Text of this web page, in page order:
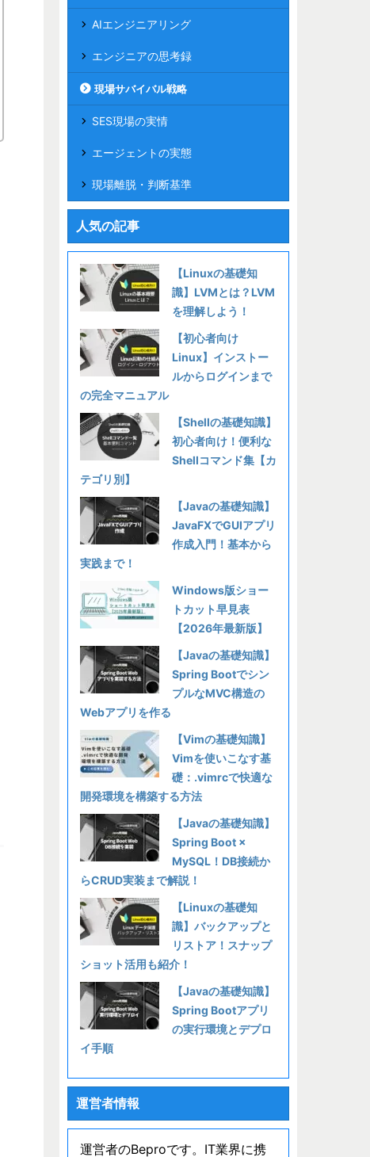
AIエンジニアリング
エンジニアの思考録
現場サバイバル戦略
SES現場の実情
エージェントの実態
現場離脱・判断基準
人気の記事
【Linuxの基礎知
識】LVMとは？LVM
を理解しよう！
【初心者向け
Linux】インストー
ルからログインまで
の完全マニュアル
【Shellの基礎知識】
初心者向け！便利な
Shellコマンド集【カ
テゴリ別】
【Javaの基礎知識】
JavaFXでGUIアプリ
作成入門！基本から
実践まで！
Windows版ショー
トカット早見表
【2026年最新版】
【Javaの基礎知識】
Spring Bootでシン
プルなMVC構造の
Webアプリを作る
【Vimの基礎知識】
Vimを使いこなす基
礎：.vimrcで快適な
開発環境を構築する方法
【Javaの基礎知識】
Spring Boot ×
MySQL！DB接続か
らCRUD実装まで解説！
【Linuxの基礎知
識】バックアップと
リストア！スナップ
ショット活用も紹介！
【Javaの基礎知識】
Spring Bootアプリ
の実行環境とデプロ
イ手順
運営者情報
運営者のBeproです。IT業界に携